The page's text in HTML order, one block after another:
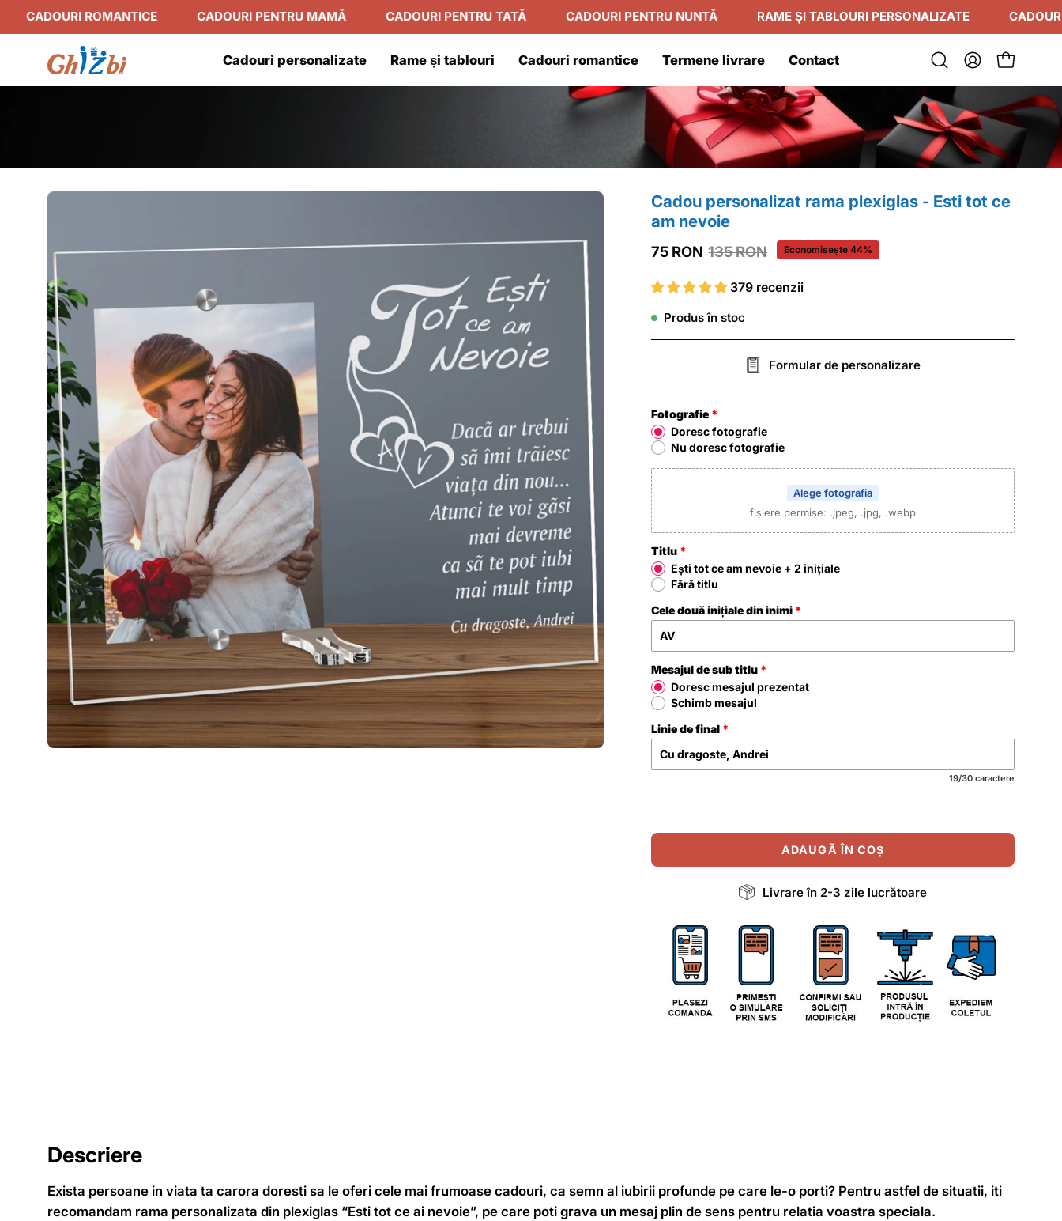
ROMANTICE CADOURI PENTRU MAMĂ CADOURI PENTRU TATĂ CADOURI PENTRU NUNTĂ RAME ȘI TABLOURI PERSONALIZATE CADOURI
Cadouri personalizate Rame și tablouri Cadouri romantice Termene livrare Contact
Deschide
căutare
Contul
Deschide
Cadou personalizat rama plexiglas - Esti tot ce
am nevoie
75 RON 135 RON Economisește44%
379 recenzii
Produs în stoc
Formular de personalizare
Fotografie
Doresc fotografie
Nu doresc fotografie
Alege fotografia
fișiere permise: .jpeg, .jpg, .webp
Titlu
Ești tot ce am nevoie + 2 inițiale
Fără titlu
Cele două inițiale din inimi
Mesajul de sub titlu
Doresc mesajul prezentat
Schimb mesajul
Linie de final
19/30 caractere
ADAUGĂ ÎN COȘ
Livrare în 2-3 zile lucrătoare
Descriere
Exista persoane in viata ta carora doresti sa le oferi cele mai frumoase cadouri, ca semn al iubirii profunde pe care le-o porti? Pentru astfel de situatii, iti
recomandam rama personalizata din plexiglas “Esti tot ce ai nevoie”, pe care poti grava un mesaj plin de sens pentru relatia voastra speciala.